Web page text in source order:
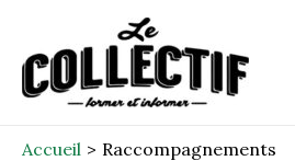
contenu
Accueil Raccompagnements